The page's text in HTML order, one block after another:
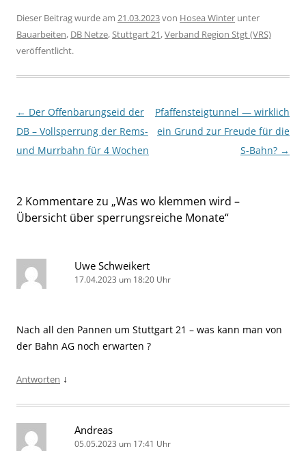
Dieser Beitrag wurde am 21.03.2023von Hosea Winter unter
Bauarbeiten, DB Netze,Stuttgart 21,Verband Region Stgt (VRS)
veröffentlicht.
Beitragsnavigation
← Der Offenbarungseid der
DB – Vollsperrung der Rems-
und Murrbahn für 4 Wochen
Pfaffensteigtunnel — wirklich
ein Grund zur Freude für die
S-Bahn? →
2 Kommentare zu „Was wo klemmen wird –
Übersicht über sperrungsreiche Monate“
Uwe Schweikert
17.04.2023 um 18:20 Uhr
Nach all den Pannen um Stuttgart 21 – was kann man von
der Bahn AG noch erwarten ?
Antworten ↓
Andreas
05.05.2023 um 17:41 Uhr